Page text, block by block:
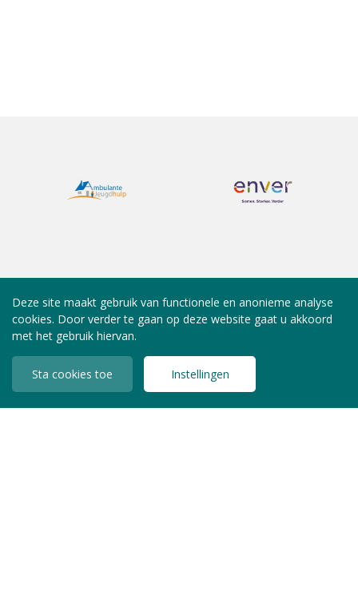
Deze site maakt gebruik van functionele en anonieme analyse
cookies. Door verder te gaan op deze website gaat u akkoord
met het gebruik hiervan.
Sta cookies toe Instellingen